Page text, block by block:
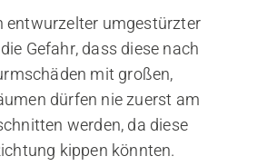
entwurzelter umgestürzter
Gefahr, dass diese nach
mit großen,
dürfen nie zuerst am
werden, da diese
kippen könnten.